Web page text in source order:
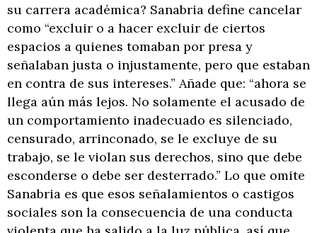
su carrera académica? Sanabria define cancelar
como “excluir o a hacer excluir de ciertos
espacios a quienes tomaban por presa y
señalaban justa o injustamente, pero que estaban
en contra de sus intereses.” Añade que: “ahora se
llega aún más lejos. No solamente el acusado de
un comportamiento inadecuado es silenciado,
censurado, arrinconado, se le excluye de su
trabajo, se le violan sus derechos, sino que debe
esconderse o debe ser desterrado.” Lo que omite
Sanabria es que esos señalamientos o castigos
sociales son la consecuencia de una conducta